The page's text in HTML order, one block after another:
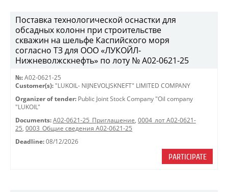
Поставка технологической оснастки для
обсадных колонн при строительстве
скважин на шельфе Каспийского моря
согласно ТЗ для ООО «ЛУКОЙЛ-
Нижневолжскнефть» по лоту № A02-0621-25
№: A02-0621-25
Customer(s): "LUKOIL- NIJNEVOLJSKNEFT" LIMITED COMPANY
Organizer of tender: Public Joint Stock Company "Oil company
"LUKOIL"
Documents: A02-0621-25_Приглашение, 0004_лот A02-0621-
25, 0003_Общие сведения A02-0621-25
Deadline: 08/12/2026
PARTICIPATE